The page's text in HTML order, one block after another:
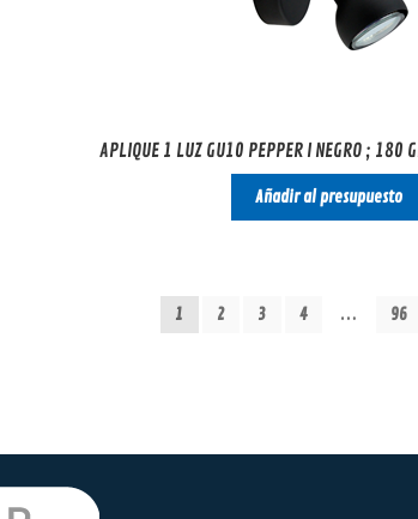
APLIQUE 1 LUZ GU10 PEPPER I NEGRO ; 180
Añadir al presupuesto
1 2 3 4 … 96